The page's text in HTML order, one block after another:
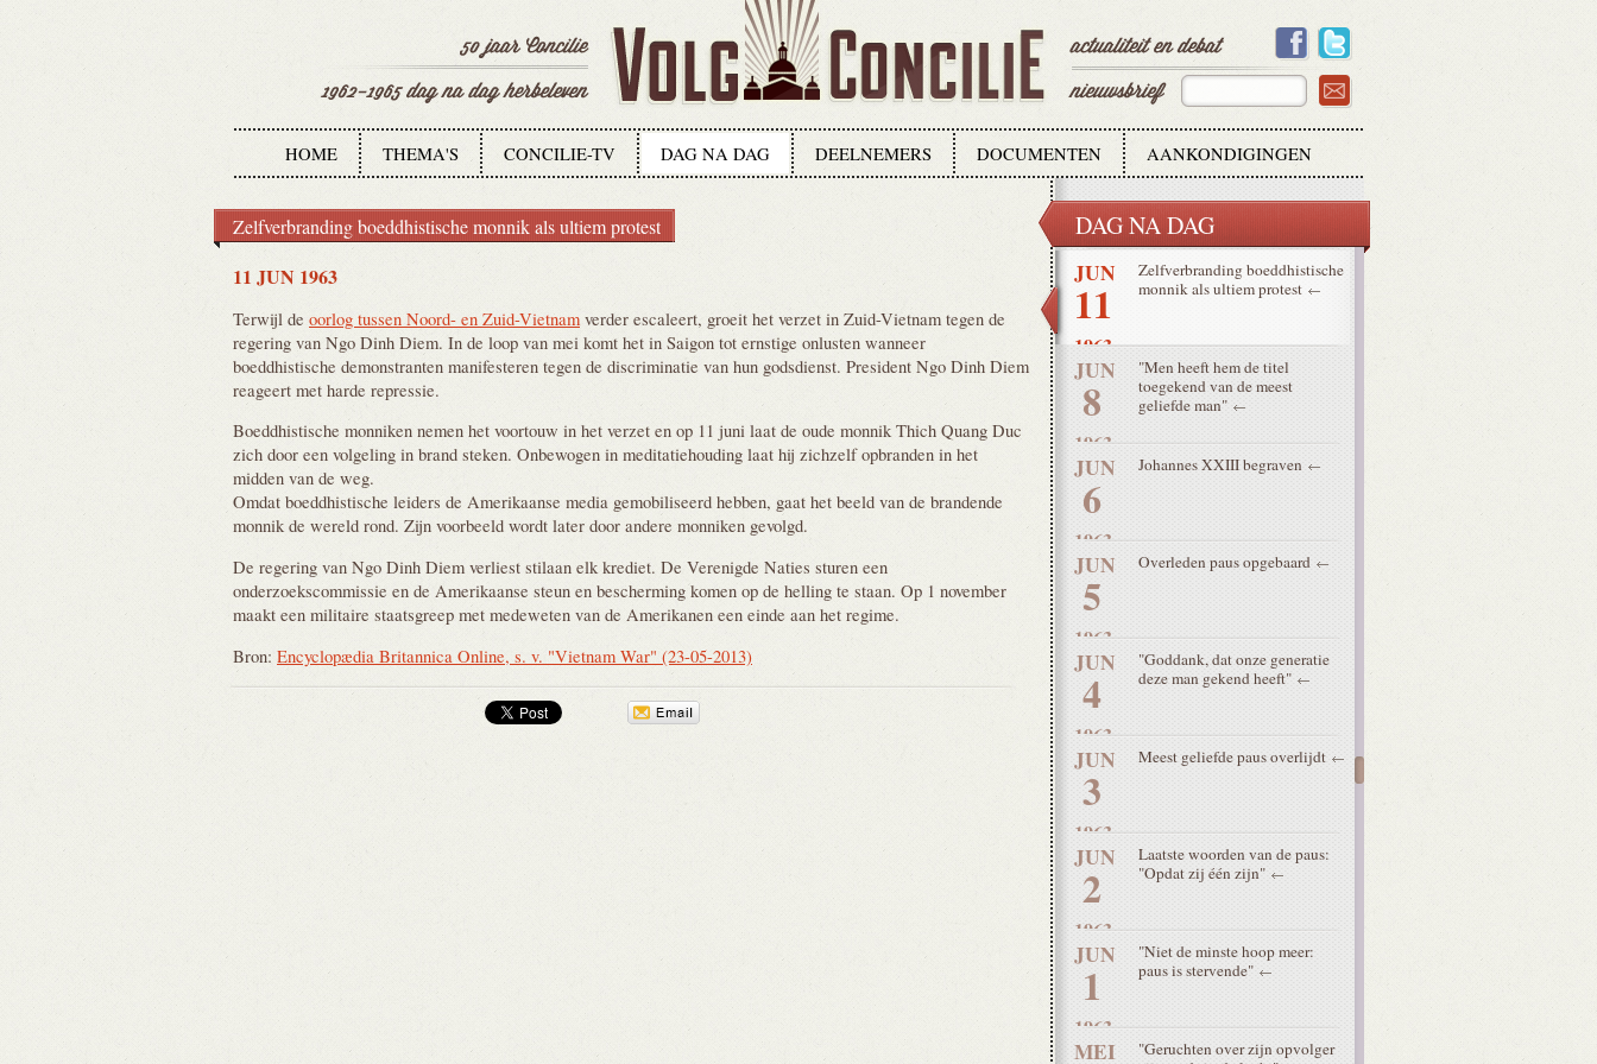
HOME THEMA'S CONCILIE-TV DAG NA DAG DEELNEMERS DOCUMENTEN AANKONDIGINGEN
Zelfverbranding boeddhistische monnik als ultiem protest
11 JUN 1963
Terwijl de oorlog tussen Noord- en Zuid-Vietnam verder escaleert, groeit het verzet in Zuid-Vietnam tegen de
regering van Ngo Dinh Diem. In de loop van mei komt het in Saigon tot ernstige onlusten wanneer
boeddhistische demonstranten manifesteren tegen de discriminatie van hun godsdienst. President Ngo Dinh Diem
reageert met harde repressie.
Boeddhistische monniken nemen het voortouw in het verzet en op 11 juni laat de oude monnik Thich Quang Duc
zich door een volgeling in brand steken. Onbewogen in meditatiehouding laat hij zichzelf opbranden in het
midden van de weg.
Omdat boeddhistische leiders de Amerikaanse media gemobiliseerd hebben, gaat het beeld van de brandende
monnik de wereld rond. Zijn voorbeeld wordt later door andere monniken gevolgd.
De regering van Ngo Dinh Diem verliest stilaan elk krediet. De Verenigde Naties sturen een
onderzoekscommissie en de Amerikaanse steun en bescherming komen op de helling te staan. Op 1 november
maakt een militaire staatsgreep met medeweten van de Amerikanen een einde aan het regime.
Bron: Encyclopædia Britannica Online, s. v. "Vietnam War" (23-05-2013)
DAG NA DAG
1963
JUN
22
1963
Concilie gaat door
JUN
21
1963
Habemus papam: Paulus VI
JUN
11
1963
Zelfverbranding boeddhistische
monnik als ultiem protest
JUN
8
1963
"Men heeft hem de titel
toegekend van de meest
geliefde man"
JUN
6
1963
Johannes XXIII begraven
JUN
5
1963
Overleden paus opgebaard
JUN
4
1963
"Goddank, dat onze generatie
deze man gekend heeft"
JUN
3
1963
Meest geliefde paus overlijdt
JUN
2
1963
Laatste woorden van de paus:
"Opdat zij één zijn"
JUN
1
1963
"Niet de minste hoop meer:
paus is stervende"
MEI
"Geruchten over zijn opvolger